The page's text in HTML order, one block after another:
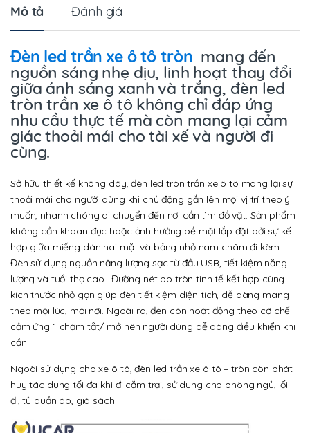
Mô tả Đánh giá
Đèn led trần xe ô tô tròn mang đến
nguồn sáng nhẹ dịu, linh hoạt thay đổi
giữa ánh sáng xanh và trắng, đèn led
tròn trần xe ô tô không chỉ đáp ứng
nhu cầu thực tế mà còn mang lại cảm
giác thoải mái cho tài xế và người đi
cùng.
Sở hữu thiết kế không dây, đèn led tròn trần xe ô tô mang lại sự
thoải mái cho người dùng khi chủ động gắn lên mọi vị trí theo ý
muốn, nhanh chóng di chuyển đến nơi cần tìm đồ vật. Sản phẩm
không cần khoan đục hoặc ảnh hưởng bề mặt lắp đặt bởi sự kết
hợp giữa miếng dán hai mặt và bảng nhỏ nam châm đi kèm.
Đèn sử dụng nguồn năng lượng sạc từ đầu USB, tiết kiệm năng
lượng và tuổi thọ cao.. Đường nét bo tròn tinh tế kết hợp cùng
kích thước nhỏ gọn giúp đèn tiết kiệm diện tích, dễ dàng mang
theo mọi lúc, mọi nơi. Ngoài ra, đèn còn hoạt động theo cơ chế
cảm ứng 1 chạm tắt/ mở nên người dùng dễ dàng điều khiển khi
cần.
Ngoài sử dụng cho xe ô tô, đèn led trần xe ô tô – tròn còn phát
huy tác dụng tối đa khi đi cắm trại, sử dụng cho phòng ngủ, lối
đi, tủ quần áo, giá sách…